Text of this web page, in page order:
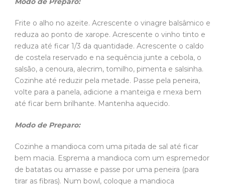
Frite o alho no azeite. Acrescente o vinagre balsâmico e
reduza ao ponto de xarope. Acrescente o vinho tinto e
reduza até ficar 1/3 da quantidade. Acrescente o caldo
de costela reservado e na sequência junte a cebola, o
salsão, a cenoura, alecrim, tomilho, pimenta e salsinha.
Cozinhe até reduzir pela metade. Passe pela peneira,
volte para a panela, adicione a manteiga e mexa bem
até ficar bem brilhante. Mantenha aquecido.
Modo de Preparo:
Cozinhe a mandioca com uma pitada de sal até ficar
bem macia. Esprema a mandioca com um espremedor
de batatas ou amasse e passe por uma peneira (para
tirar as fibras). Num bowl, coloque a mandioca